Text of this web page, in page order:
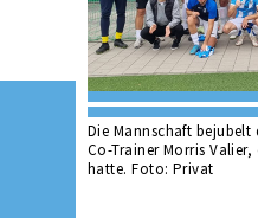
Die Mannschaft bejubelt
Co-Trainer Morris
hatte. Foto: Privat